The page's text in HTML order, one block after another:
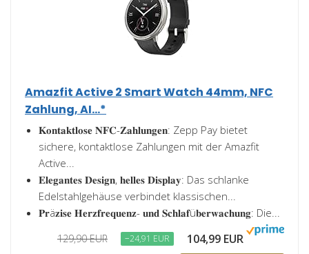
Amazfit Active 2 Smart Watch 44mm, NFC
Zahlung, AI...*
𝐊𝐨𝐧𝐭𝐚𝐤𝐭𝐥𝐨𝐬𝐞 𝐍𝐅𝐂-𝐙𝐚𝐡𝐥𝐮𝐧𝐠𝐞𝐧: Zepp Pay bietet
sichere, kontaktlose Zahlungen mit der Amazfit
Active...
𝐄𝐥𝐞𝐠𝐚𝐧𝐭𝐞𝐬 𝐃𝐞𝐬𝐢𝐠𝐧, 𝐡𝐞𝐥𝐥𝐞𝐬 𝐃𝐢𝐬𝐩𝐥𝐚𝐲: Das schlanke
Edelstahlgehäuse verbindet klassischen...
𝐏𝐫ä𝐳𝐢𝐬𝐞 𝐇𝐞𝐫𝐳𝐟𝐫𝐞𝐪𝐮𝐞𝐧𝐳- 𝐮𝐧𝐝 𝐒𝐜𝐡𝐥𝐚𝐟ü𝐛𝐞𝐫𝐰𝐚𝐜𝐡𝐮𝐧𝐠: Die...
129,90 EUR −24,91 EUR 104,99 EUR